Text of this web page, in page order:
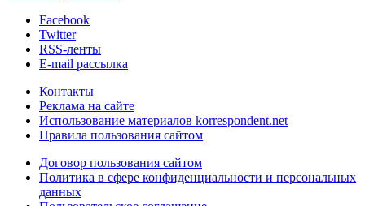
Facebook
Twitter
RSS-ленты
E-mail рассылка
Контакты
Реклама на сайте
Использование материалов korrespondent.net
Правила пользования сайтом
Договор пользования сайтом
Политика в сфере конфиденциальности и персональных
данных